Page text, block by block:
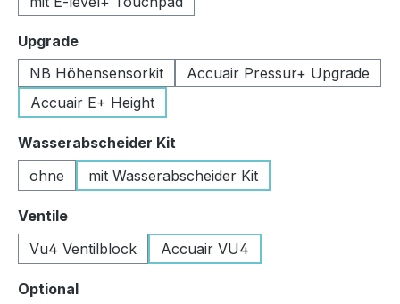
Upgradeauswählen
NB Höhensensorkit
Accuair Pressur+ Upgrade
Accuair E+ Height
Wasserabscheider Kit
ohne
mit Wasserabscheider Kit
Ventileauswählen
Vu4 Ventilblock
Accuair VU4
Optionalauswählen